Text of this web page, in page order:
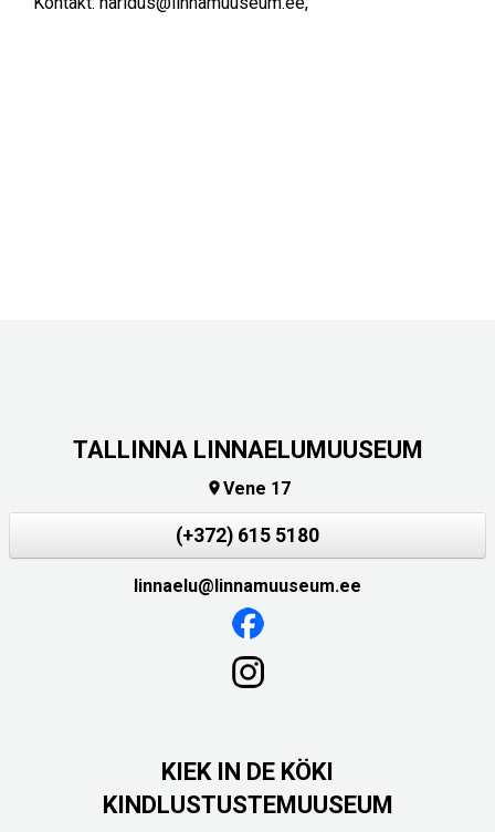
TALLINNA LINNAELUMUUSEUM
Vene 17
(+372) 615 5180
linnaelu@linnamuuseum.ee
KIEK IN DE KÖKI
KINDLUSTUSTEMUUSEUM